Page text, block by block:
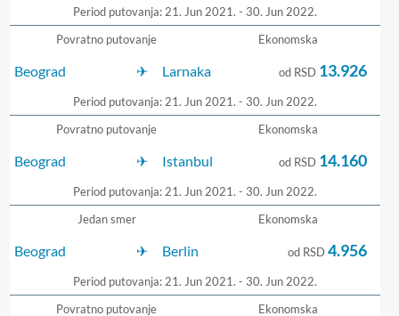
Period putovanja: 21. Jun 2021. - 30. Jun 2022.
Povratno putovanje
Beograd Larnaka
Ekonomska
Period putovanja: 21. Jun 2021. - 30. Jun 2022.
od RSD 13.926
Povratno putovanje
Beograd Istanbul
Ekonomska
Period putovanja: 21. Jun 2021. - 30. Jun 2022.
od RSD 14.160
Jedan smer
Beograd Berlin
Ekonomska
Period putovanja: 21. Jun 2021. - 30. Jun 2022.
od RSD4.956
Povratno putovanje Ekonomska